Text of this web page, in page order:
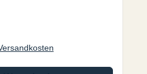
Ladeanschluss.
PDF.